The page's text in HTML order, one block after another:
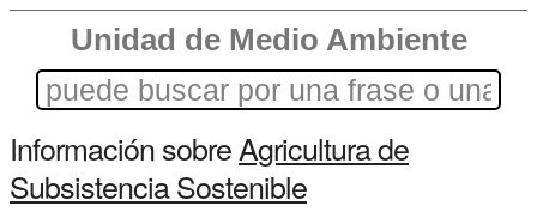
Unidad de Medio Ambiente
Información sobreAgricultura de
Subsistencia Sostenible